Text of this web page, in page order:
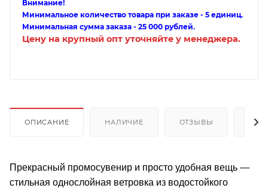
Внимание!
Минимальное количество товара при заказе - 5 единиц.
Минимальная сумма заказа - 25 000 рублей.
Цену на крупный опт уточняйте у менеджера.
ОПИСАНИЕ НАЛИЧИЕ ОТЗЫВЫ
Прекрасный промосувенир и просто удобная вещь —
стильная однослойная ветровка из водостойкого